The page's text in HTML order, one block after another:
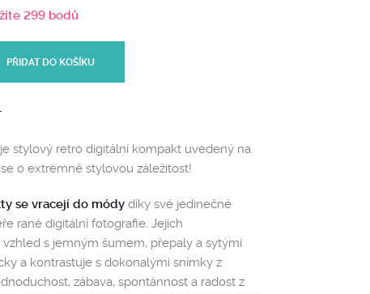
299 bodů
PŘIDAT DO KOŠÍKU
stylový retro digitální kompakt uvedený na
o extrémně stylovou záležitost!
se vracejí do módy díky své jedinečné
rané digitální fotografie. Jejich
vzhled s jemným šumem, přepaly a sytými
a kontrastuje s dokonalými snímky z
zábava, spontánnost a radost z